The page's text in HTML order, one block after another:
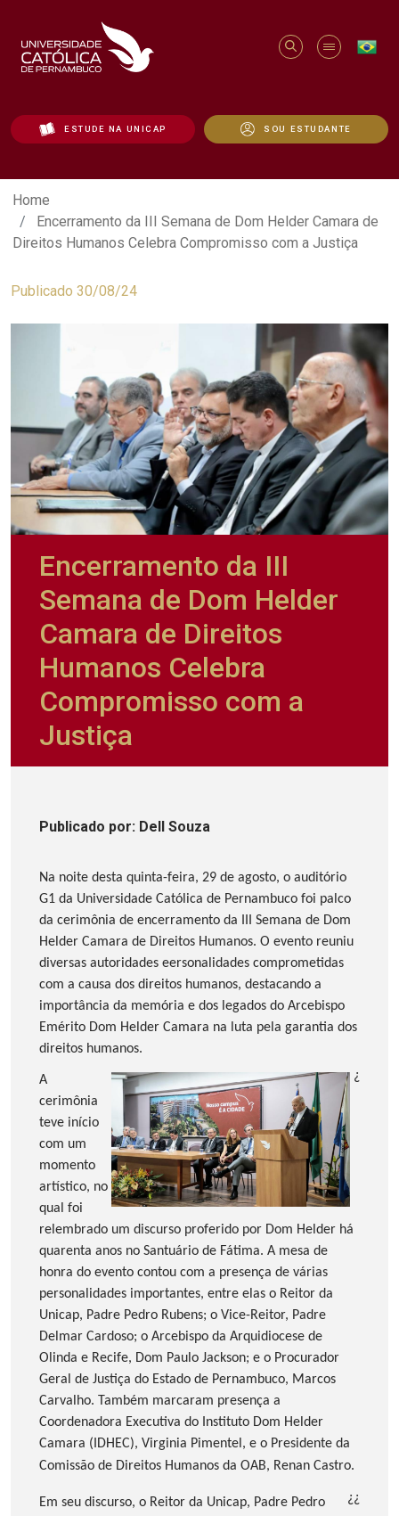
ESTUDE NA UNICAP SOU ESTUDANTE
Encerramento da III Semana de Dom
Home
Encerramento da III Semana de Dom Helder Camara de
Direitos Humanos Celebra Compromisso com a Justiça
Publicado 30/08/24
Encerramento da III
Semana de Dom Helder
Camara de Direitos
Humanos Celebra
Compromisso com a
Justiça
Publicado por: Dell Souza
Na noite desta quinta-feira, 29 de agosto, o auditório
G1 da Universidade Católica de Pernambuco foi palco
da cerimônia de encerramento da III Semana de Dom
Helder Camara de Direitos Humanos. O evento reuniu
diversas autoridades eersonalidades comprometidas
com a causa dos direitos humanos, destacando a
importância da memória e dos legados do Arcebispo
Emérito Dom Helder Camara na luta pela garantia dos
direitos humanos.
¿
A
cerimônia
teve início
com um
momento
artístico, no
qual foi
relembrado um discurso proferido por Dom Helder há
quarenta anos no Santuário de Fátima. A mesa de
honra do evento contou com a presença de várias
personalidades importantes, entre elas o Reitor da
Unicap, Padre Pedro Rubens; o Vice-Reitor, Padre
Delmar Cardoso; o Arcebispo da Arquidiocese de
Olinda e Recife, Dom Paulo Jackson; e o Procurador
Geral de Justiça do Estado de Pernambuco, Marcos
Carvalho. Também marcaram presença a
Coordenadora Executiva do Instituto Dom Helder
Camara (IDHEC), Virginia Pimentel, e o Presidente da
Comissão de Direitos Humanos da OAB, Renan Castro.
¿
¿
Em seu discurso, o Reitor da Unicap, Padre Pedro